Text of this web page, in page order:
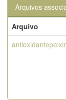
Arquivos
Arquivo